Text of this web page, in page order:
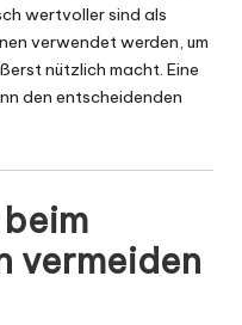
wertvoller sind als
verwendet werden, um
nützlich macht. Eine
den entscheidenden
vermeiden